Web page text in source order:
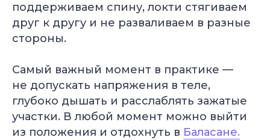
поддерживаем спину, локти стягиваем
друг к другу и не разваливаем в разные
стороны.
Самый важный момент в практике —
не допускать напряжения в теле,
глубоко дышать и расслаблять зажатые
участки. В любой момент можно выйти
из положения и отдохнуть в Баласане.